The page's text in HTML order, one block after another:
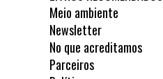
Meio ambiente
Newsletter
No que acreditamos
Parceiros